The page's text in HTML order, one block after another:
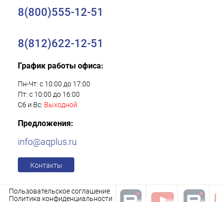
8(800)555-12-51
8(812)622-12-51
График работы офиса:
Пн-Чт: с 10:00 до 17:00
Пт: с 10:00 до 16:00
Сб и Вс: Выходной
Предложения:
info@aqplus.ru
Контакты
Пользовательское соглашение
Политика конфиденциальности